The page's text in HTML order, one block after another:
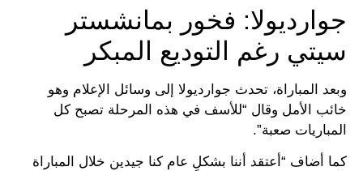
جوارديولا: فخور بمانشستر
سيتي رغم التوديع المبكر
وبعد المباراة، تحدث جوارديولا إلى وسائل الإعلام وهو
خائب الأمل وقال “للأسف في هذه المرحلة تصبح كل
المباريات صعبة”.
كما أضاف “أعتقد أننا بشكلٍ عام كنا جيدين خلال المباراة